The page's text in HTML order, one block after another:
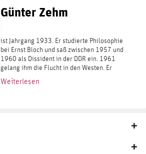
Günter Zehm
ist Jahrgang 1933. Er studierte Philosophie
bei Ernst Bloch und saß zwischen 1957 und
1960 als Dissident in der DDR ein. 1961
gelang ihm die Flucht in den Westen. Er
studierte in Frankfurt bei Adorno, Fetscher
und Carlo Schmid und arbeitete ab...
Weiterlesen